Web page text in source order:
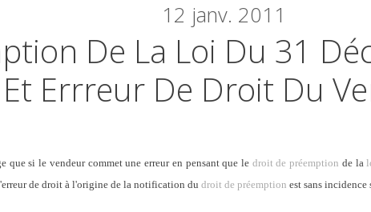
12 janv. 2011
De La Loi Du 31
Et Errreur De Droit Du
que si le vendeur commet une erreur en pensant que le droit de préemption de la
de droit à l'origine de la notification du droit de préemption est sans